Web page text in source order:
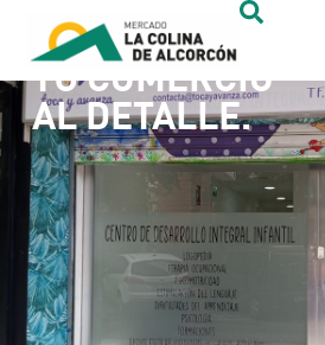
TU COMERCIO
AL DETALLE.